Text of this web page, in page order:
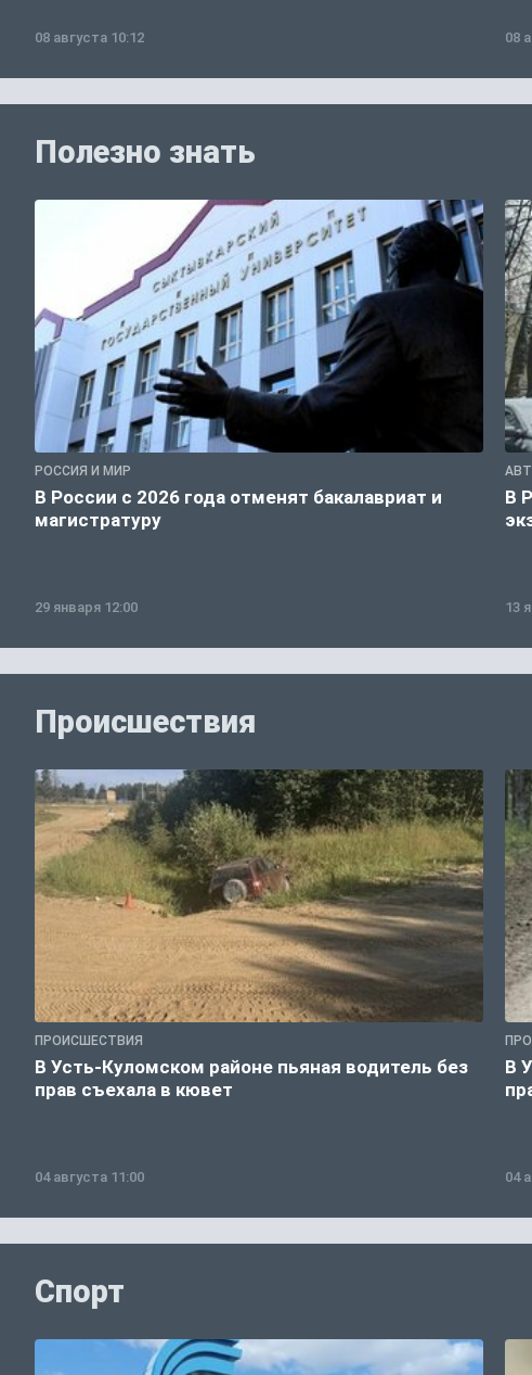
08 августа 10:12 08
Полезно знать
РОССИЯ И МИР
В России с 2026 года отменят бакалавриат и
магистратуру
29 января 12:00
В
13
Происшествия
ПРОИСШЕСТВИЯ
В Усть-Куломском районе пьяная водитель без
прав съехала в кювет
04 августа 11:00
В
04
Спорт